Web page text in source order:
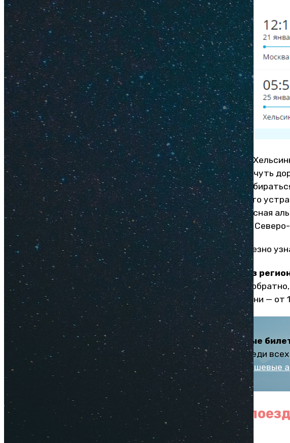
Из Санкт-Петербургав
перелета прямым рейсом чуть
Питера дешевле всего
компания Lux Express часто
одну сторону! Это прекрасная
доступная лишь жителям Северо-
Возможно, вам будет полезно
Гораздо дороже лететь из
от 15 тысяч рублей туда-
17 тысяч рублей, для Казани — от
Где искать дешевые
сравнивает цены среди
правильно искать дешевые
Сколько стоит
Петербурга